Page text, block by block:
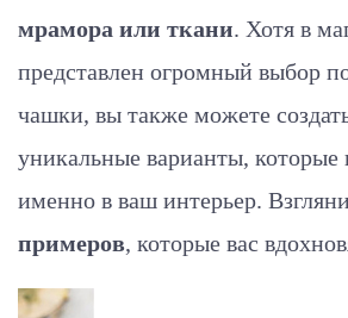
мрамора или ткани. Хотя в
представлен огромный выбор
чашки, вы также можете
уникальные варианты, которые
именно в ваш интерьер.
примеров, которые вас